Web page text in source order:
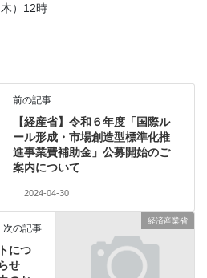
）12時
前の記事
【経産省】令和６年度「国際ル
ール形成・市場創造型標準化推
進事業費補助金」公募開始のご
案内について
2024-04-30
経済産業省
次の記事
につ
せ